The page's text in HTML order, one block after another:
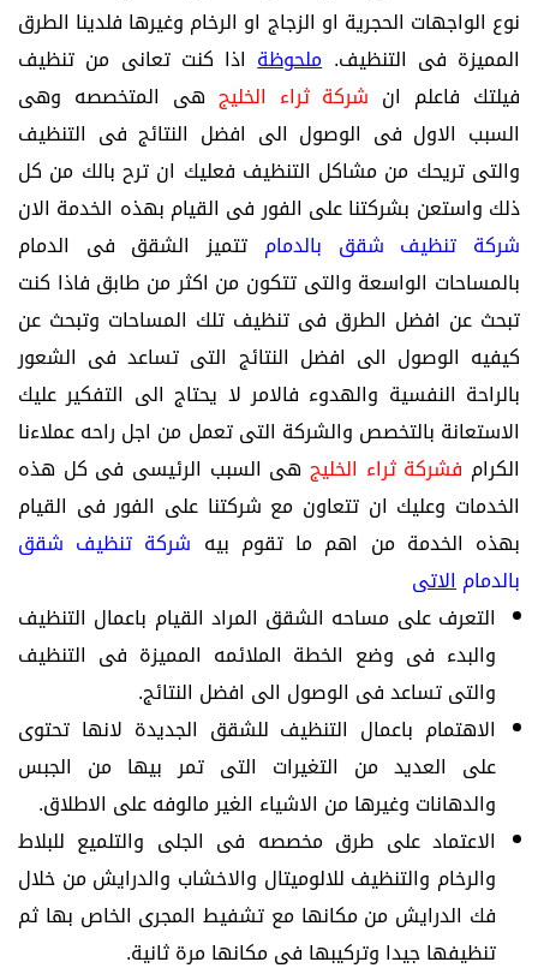
نوع الواجهات الحجرية او الزجاج او الرخام وغيرها فلدينا الطرق
المميزة فى التنظيف. ملحوظةاذا كنت تعانى من تنظيف
فيلتك فاعلم ان شركة ثراء الخليج هى المتخصصه وهى
السبب الاول فى الوصول الى افضل النتائج فى التنظيف
والتى تريحك من مشاكل التنظيف فعليك ان ترح بالك من كل
ذلك واستعن بشركتنا على الفور فى القيام بهذه الخدمة الان
شركة تنظيف شقق بالدمام تتميز الشقق فى الدمام
بالمساحات الواسعة والتى تتكون من اكثر من طابق فاذا كنت
تبحث عن افضل الطرق فى تنظيف تلك المساحات وتبحث عن
كيفيه الوصول الى افضل النتائج التى تساعد فى الشعور
بالراحة النفسية والهدوء فالامر لا يحتاج الى التفكير عليك
الاستعانة بالتخصص والشركة التى تعمل من اجل راحه عملاءنا
الكرام فشركة ثراء الخليج هى السبب الرئيسى فى كل هذه
الخدمات وعليك ان تتعاون مع شركتنا على الفور فى القيام
بهذه الخدمة من اهم ما تقوم بيه شركة تنظيف شقق
بالدمامالاتى
التعرف على مساحه الشقق المراد القيام باعمال التنظيف
والبدء فى وضع الخطة الملائمه المميزة فى التنظيف
والتى تساعد فى الوصول الى افضل النتائج.
الاهتمام باعمال التنظيف للشقق الجديدة لانها تحتوى
على العديد من التغيرات التى تمر بيها من الجبس
والدهانات وغيرها من الاشياء الغير مالوفه على الاطلاق.
الاعتماد على طرق مخصصه فى الجلى والتلميع للبلاط
والرخام والتنظيف للالوميتال والاخشاب والدرايش من خلال
فك الدرايش من مكانها مع تشفيط المجرى الخاص بها ثم
تنظيفها جيدا وتركيبها فى مكانها مرة ثانية.